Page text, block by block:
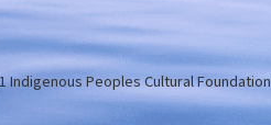
Indigenous Peoples Cultural Foundation